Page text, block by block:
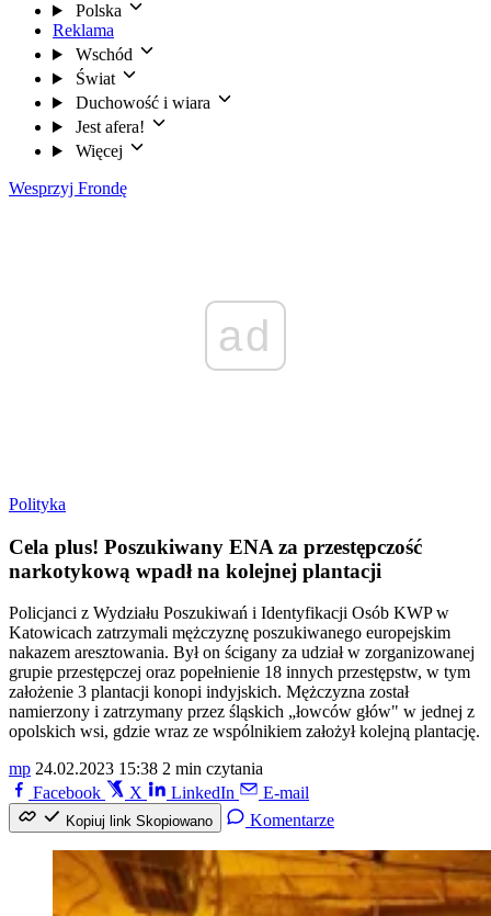
Polska
Reklama
Wschód
Świat
Duchowość i wiara
Jest afera!
Więcej
Wesprzyj Frondę
ad
Polityka
Cela plus! Poszukiwany ENA za przestępczość
narkotykową wpadł na kolejnej plantacji
Policjanci z Wydziału Poszukiwań i Identyfikacji Osób KWP w
Katowicach zatrzymali mężczyznę poszukiwanego europejskim
nakazem aresztowania. Był on ścigany za udział w zorganizowanej
grupie przestępczej oraz popełnienie 18 innych przestępstw, w tym
założenie 3 plantacji konopi indyjskich. Mężczyzna został
namierzony i zatrzymany przez śląskich „łowców głów" w jednej z
opolskich wsi, gdzie wraz ze wspólnikiem założył kolejną plantację.
mp 24.02.2023 15:38 2 min czytania
Facebook
X LinkedIn E-mail
Kopiuj link Skopiowano Komentarze